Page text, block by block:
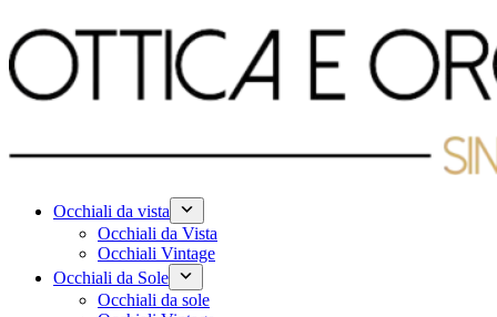
Occhiali da vista
Occhiali da Vista
Occhiali Vintage
Occhiali da Sole
Occhiali da sole